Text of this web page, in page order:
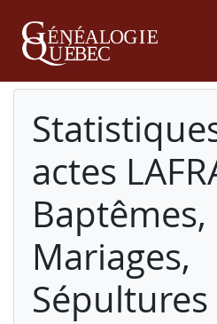
actes
Baptêmes,
Mariages,
Sépultures